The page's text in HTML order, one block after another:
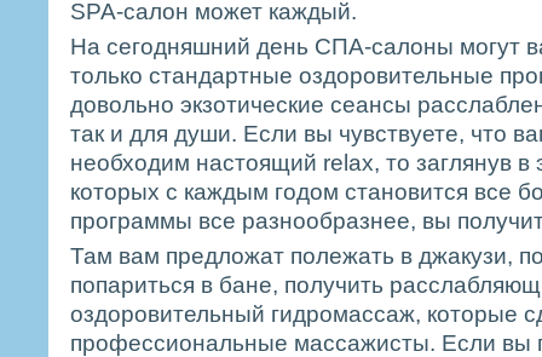
SPA-салон может каждый.
На сегодняшний день СПА-салоны могут
только стандартные оздоровительные
довольно экзотические сеансы
так и для души. Если вы чувствуете, что
необходим настоящий relax, то заглянув в
которых с каждым годом становится все
программы все разнообразнее, вы
Там вам предложат полежать в джакузи,
попариться в бане, получить
оздоровительный гидромассаж, которые
профессиональные массажисты. Если вы